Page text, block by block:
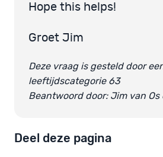
Hope this helps!
Groet Jim
Deze vraag is gesteld door
leeftijdscategorie 63
Beantwoord door: Jim van Os
Deel deze pagina